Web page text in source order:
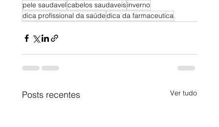
pele saudavelcabelos saudaveisinverno
dica profissional da saúdedica da farmaceutica
Posts recentes Ver tudo